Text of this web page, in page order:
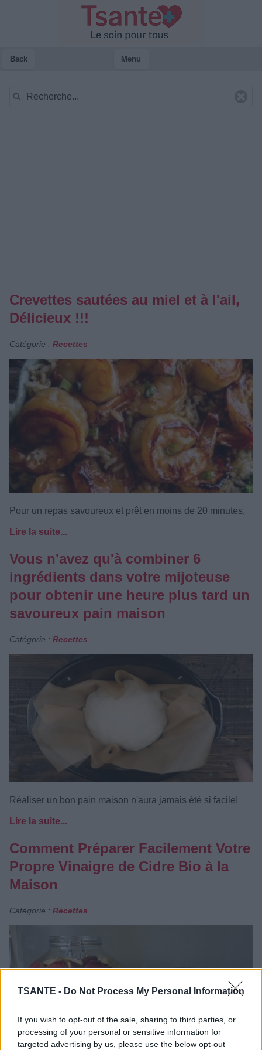
TSANTE - Do Not Process My Personal Information
If you wish to opt-out of the sale, sharing to third parties, or
processing of your personal or sensitive information for
targeted advertising by us, please use the below opt-out
Back Menu
Crevettes sautées au miel et à l'ail,
Délicieux !!!
Catégorie : Recettes
Pour un repas savoureux et prêt en moins de 20 minutes,
Lire la suite...
Vous n'avez qu'à combiner 6
ingrédients dans votre mijoteuse
pour obtenir une heure plus tard un
savoureux pain maison
Catégorie : Recettes
Réaliser un bon pain maison n'aura jamais été si facile!
Lire la suite...
Comment Préparer Facilement Votre
Propre Vinaigre de Cidre Bio à la
Maison
Catégorie : Recettes